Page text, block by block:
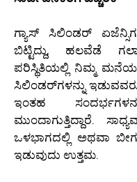
ಗ್ಯಾಸ್ ಸಿಲಿಂಡರ್
ಬಿಟ್ಟಿದ್ದು, ಹಲವೆಡೆ
ಪರಿಸ್ಥಿತಿಯಲ್ಲಿ ನಿಮ್ಮ
ಸಿಲಿಂಡರ್‌ಗಳನ್ನು ಇಡುವವರು
ಇಂತಹ
ಮುಂದಾಗುತ್ತಿದ್ದಾರೆ.
ಒಳಭಾಗದಲ್ಲಿ ಅಥವಾ ಬೀಗ
ಇಡುವುದು ಉತ್ತಮ.